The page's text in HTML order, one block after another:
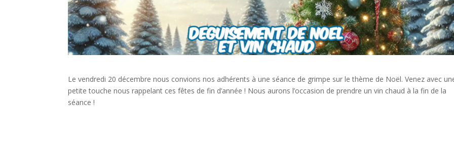
Le vendredi 20 décembre nous convions nos adhérents à une séance de grimpe sur le thème de Noël. Venez avec
petite touche nous rappelant ces fêtes de fin d’année ! Nous aurons l’occasion de prendre un vin chaud à la fin de la
séance !